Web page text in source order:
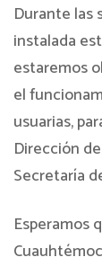
Durante las
instalada
estaremos
el
usuarias,
Dirección
Secretaría
Esperamos